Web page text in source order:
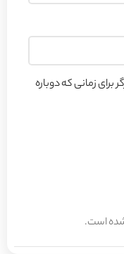
است.
برای زمانی که دوباره